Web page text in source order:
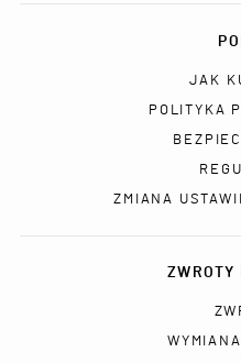
JAK
POLITYKA
ZMIANA
ZWROTY